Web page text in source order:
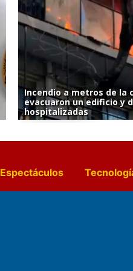
Incendio a metros de la
evacuaron un edificio y
hospitalizadas
Espectáculos